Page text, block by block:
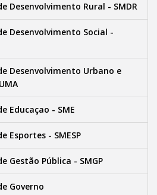
Desenvolvimento Rural - SMDR
Desenvolvimento Social -
Desenvolvimento Urbano e
Educaçao - SME
Esportes - SMESP
Gestão Pública - SMGP
Governo